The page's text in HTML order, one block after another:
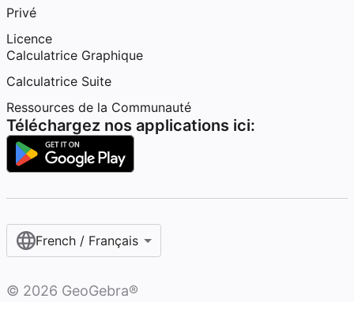
Privé
Licence
Calculatrice Graphique
Calculatrice Suite
Ressources de la Communauté
Téléchargez nos applications ici:
French / Français‎
© 2026 GeoGebra®